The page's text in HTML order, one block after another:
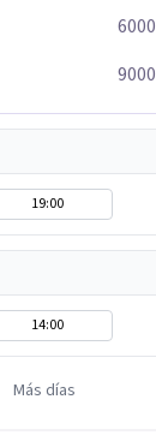
19:00
14:00
Más días